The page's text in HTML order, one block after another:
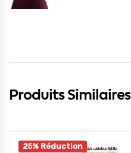
Produits Similaires
25% Réduction